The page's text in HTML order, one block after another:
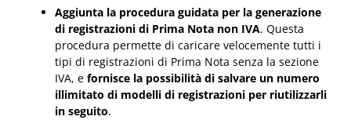
Aggiunta la procedura guidata per la generazione
di registrazioni di Prima Nota non IVA. Questa
procedura permette di caricare velocemente tutti i
tipi di registrazioni di Prima Nota senza la sezione
IVA, e fornisce la possibilità di salvare un numero
illimitato di modelli di registrazioni per riutilizzarli
in seguito.